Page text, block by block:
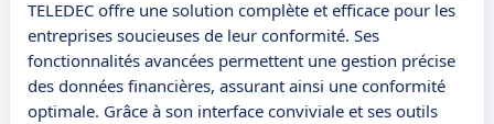
TELEDEC offre une solution complète et efficace pour les
entreprises soucieuses de leur conformité. Ses
fonctionnalités avancées permettent une gestion précise
des données financières, assurant ainsi une conformité
optimale. Grâce à son interface conviviale et ses outils